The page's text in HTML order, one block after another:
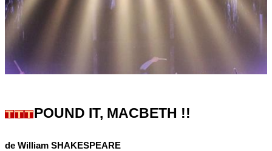
POUND IT, MACBETH !!
de William SHAKESPEARE